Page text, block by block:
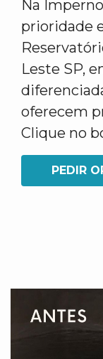
Na
prioridade
Leste SP,
oferecem
Clique no
PEDIR